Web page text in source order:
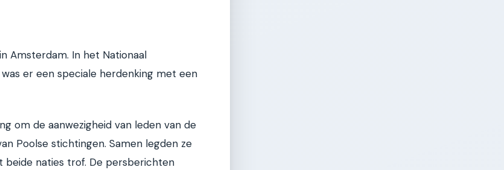
Amsterdam. In het Nationaal
er een speciale herdenking met een
om de aanwezigheid van leden van de
Poolse stichtingen. Samen legden ze
beide naties trof. De persberichten